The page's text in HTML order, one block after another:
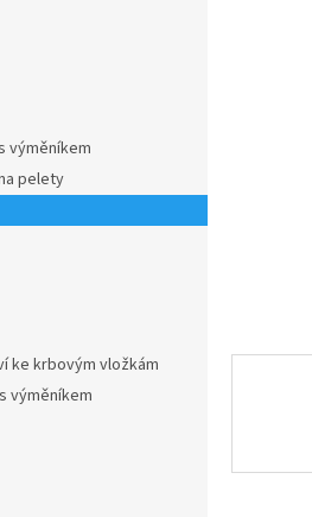
výměníkem
pelety
ke krbovým vložkám
výměníkem